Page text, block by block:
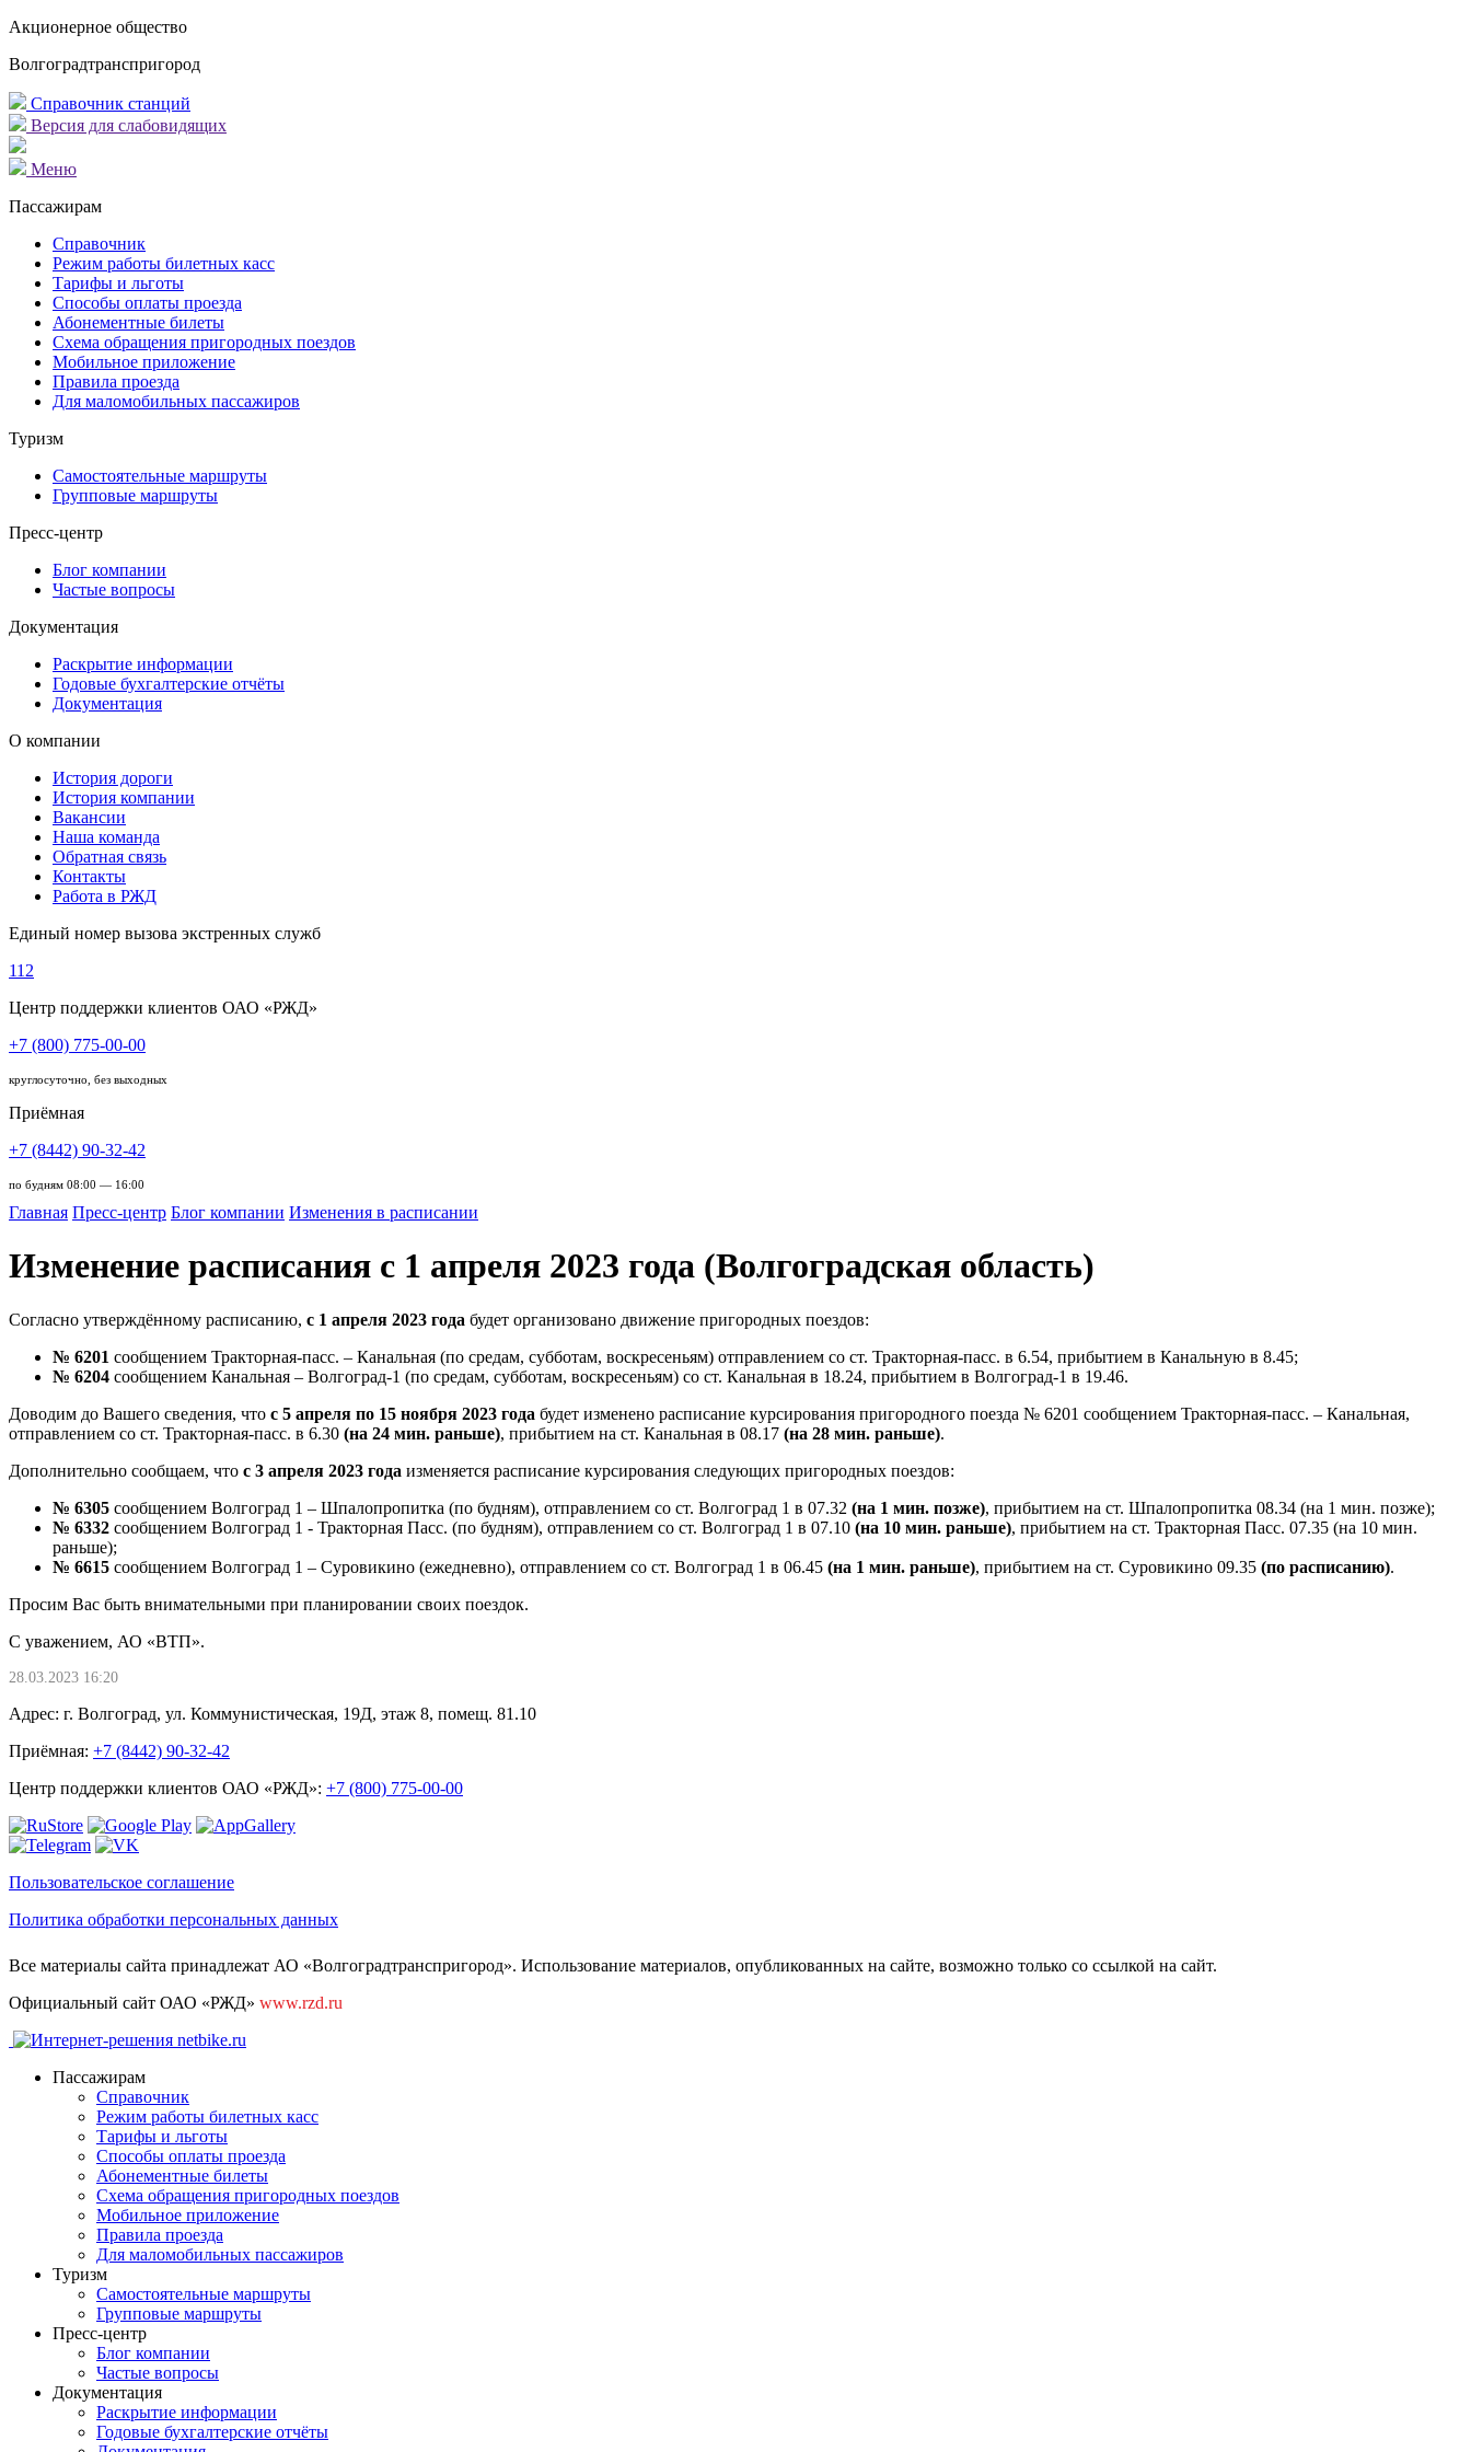
Акционерное общество
Волгоградтранспригород
Справочник станций
Версия для слабовидящих
Меню
Пассажирам
Справочник
Режим работы билетных касс
Тарифы и льготы
Способы оплаты проезда
Абонементные билеты
Схема обращения пригородных поездов
Мобильное приложение
Правила проезда
Для маломобильных пассажиров
Туризм
Самостоятельные маршруты
Групповые маршруты
Пресс-центр
Блог компании
Частые вопросы
Документация
Раскрытие информации
Годовые бухгалтерские отчёты
Документация
О компании
История дороги
История компании
Вакансии
Наша команда
Обратная связь
Контакты
Работа в РЖД
Единый номер вызова экстренных служб
112
Центр поддержки клиентов ОАО «РЖД»
+7 (800) 775-00-00
круглосуточно, без выходных
Приёмная
+7 (8442) 90-32-42
по будням 08:00 — 16:00
Главная Пресс-центр Блог компании Изменения в расписании
Изменение расписания с 1 апреля 2023 года (Волгоградская область)
Согласно утверждённому расписанию, с 1 апреля 2023 года будет организовано движение пригородных поездов:
№ 6201 сообщением Тракторная-пасс. – Канальная (по средам, субботам, воскресеньям) отправлением со ст. Тракторная-пасс. в 6.54, прибытием в Канальную в 8.45;
№ 6204 сообщением Канальная – Волгоград-1 (по средам, субботам, воскресеньям) со ст. Канальная в 18.24, прибытием в Волгоград-1 в 19.46.
Доводим до Вашего сведения, что с 5 апреля по 15 ноября 2023 года будет изменено расписание курсирования пригородного поезда № 6201 сообщением Тракторная-пасс. – Канальная,
отправлением со ст. Тракторная-пасс. в 6.30 (на 24 мин. раньше), прибытием на ст. Канальная в 08.17 (на 28 мин. раньше).
Дополнительно сообщаем, что с 3 апреля 2023 года изменяется расписание курсирования следующих пригородных поездов:
№ 6305 сообщением Волгоград 1 – Шпалопропитка (по будням), отправлением со ст. Волгоград 1 в 07.32 (на 1 мин. позже), прибытием на ст. Шпалопропитка 08.34 (на 1 мин. позже);
№ 6332 сообщением Волгоград 1 - Тракторная Пасс. (по будням), отправлением со ст. Волгоград 1 в 07.10 (на 10 мин. раньше), прибытием на ст. Тракторная Пасс. 07.35 (на 10 мин.
раньше);
№ 6615 сообщением Волгоград 1 – Суровикино (ежедневно), отправлением со ст. Волгоград 1 в 06.45 (на 1 мин. раньше), прибытием на ст. Суровикино 09.35 (по расписанию).
Просим Вас быть внимательными при планировании своих поездок.
С уважением, АО «ВТП».
28.03.2023 16:20
Адрес: г. Волгоград, ул. Коммунистическая, 19Д, этаж 8, помещ. 81.10
Приёмная: +7 (8442) 90-32-42
Центр поддержки клиентов ОАО «РЖД»: +7 (800) 775-00-00
Пользовательское соглашение
Политика обработки персональных данных
Все материалы сайта принадлежат АО «Волгоградтранспригород». Использование материалов, опубликованных на сайте, возможно только со ссылкой на сайт.
Официальный сайт ОАО «РЖД» www.rzd.ru
Пассажирам
Справочник
Режим работы билетных касс
Тарифы и льготы
Способы оплаты проезда
Абонементные билеты
Схема обращения пригородных поездов
Мобильное приложение
Правила проезда
Для маломобильных пассажиров
Туризм
Самостоятельные маршруты
Групповые маршруты
Пресс-центр
Блог компании
Частые вопросы
Документация
Раскрытие информации
Годовые бухгалтерские отчёты